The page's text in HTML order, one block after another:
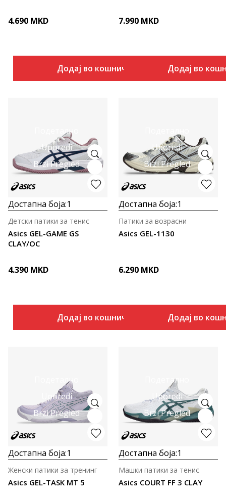
4.690 MKD
Додај во кошничка
7.990 MKD
Додај во
Подетално
Uporedi
Brzi Pregled
Достапна боја:1
Asics GEL-GAME GS
CLAY/OC
Детски патики за тенис
4.390 MKD
Додај во кошничка
Uporedi
Brzi Pregled
Достапна боја:1
Asics GEL-1130
Патики за возрасни
6.290 MKD
Додај во
Подетално
Uporedi
Brzi Pregled
Достапна боја:1
Asics GEL-TASK MT 5
Женски патики за тренинг
Подетално
Uporedi
Brzi Pregled
Достапна боја:1
Asics COURT FF 3 CLAY
Машки патики за тенис